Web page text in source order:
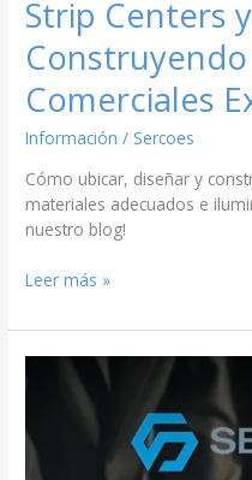
Strip Centers
Construyendo
Comerciales
Información / Sercoes
Cómo ubicar, diseñar y
materiales adecuados e
nuestro blog!
Leer más »
Proyectos
Comerciales:
Sostenible,